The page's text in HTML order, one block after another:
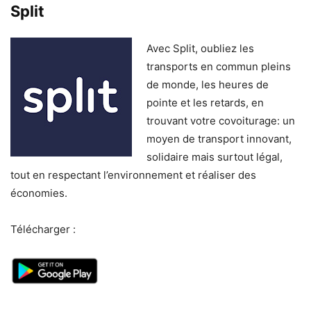
Split
Avec Split, oubliez les
transports en commun pleins
de monde, les heures de
pointe et les retards, en
trouvant votre covoiturage: un
moyen de transport innovant,
solidaire mais surtout légal,
tout en respectant l’environnement et réaliser des
économies.
Télécharger :